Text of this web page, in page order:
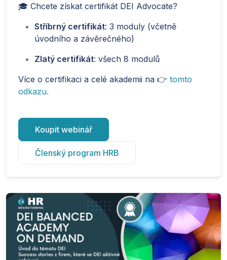
🎓 Chcete získat certifikát DEI Advocate?
Stříbrný certifikát: 3 moduly (včetně
úvodního a závěrečného)
Zlatý certifikát: všech 8 modulů
Více o certifikaci a celé akademii na 👉 tomto
odkazu.
Koupit webinář
Členský program HRB